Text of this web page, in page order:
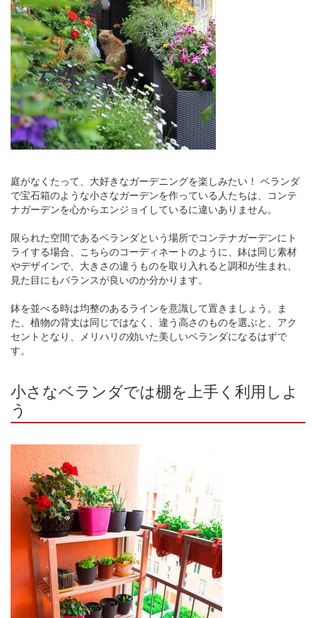
庭がなくたって、大好きなガーデニングを楽しみたい！ ベランダ
で宝石箱のような小さなガーデンを作っている人たちは、コンテ
ナガーデンを心からエンジョイしているに違いありません。
限られた空間であるベランダという場所でコンテナガーデンにト
ライする場合、こちらのコーディネートのように、鉢は同じ素材
やデザインで、大きさの違うものを取り入れると調和が生まれ、
見た目にもバランスが良いのか分かります。
鉢を並べる時は均整のあるラインを意識して置きましょう。ま
た、植物の背丈は同じではなく、違う高さのものを選ぶと、アク
セントとなり、メリハリの効いた美しいベランダになるはずで
す。
小さなベランダでは棚を上手く利用しよ
う